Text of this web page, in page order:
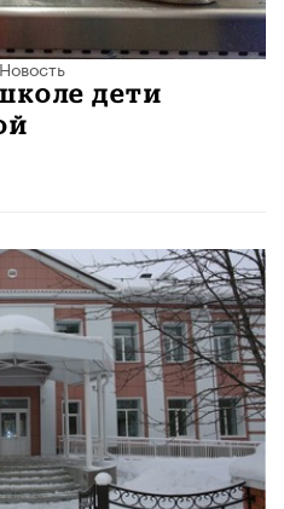
Новость
дети